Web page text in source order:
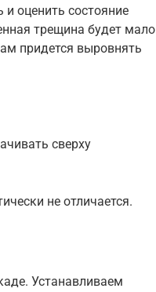
оценить состояние
трещина будет мало
придется выровнять
сверху
не отличается.
Устанавливаем